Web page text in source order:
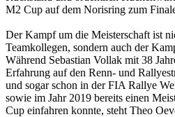
M2 Cup auf dem Norisring zum
Der Kampf um die Meisterschaft ist
Teamkollegen, sondern auch der
Während Sebastian Vollak mit 38
Erfahrung auf den Renn- und
und sogar schon in der FIA Rallye
sowie im Jahr 2019 bereits einen
Cup einfahren konnte, steht Theo